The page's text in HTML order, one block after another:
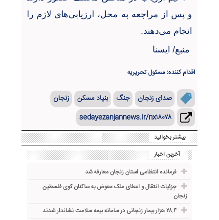
و پس از مراجعه به محل، ارزیابی‌های لازم را
انجام می‌دهند.
منبع/ ایسنا
اقدام کننده: مسئول تحریریه
صدای زنجان جنگ بنیاد مسکن
زنجان
sedayezanjannews.ir/nx۱۸۰۷۸
بیشتر بخوانید
آخرین اخبار
فرمانده انتظامی استان زنجان معارفه شد
جزئیات انتقال و اعطای ملک معوض به ساکنان کوی فلسطین
زنجان
۲۸.۴ هزار بیمار زنجانی در سامانه بیمه سلامت نشاندار شدند